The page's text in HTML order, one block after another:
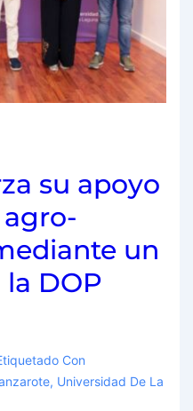
su apoyo
un
DOP
Con
, Universidad De La